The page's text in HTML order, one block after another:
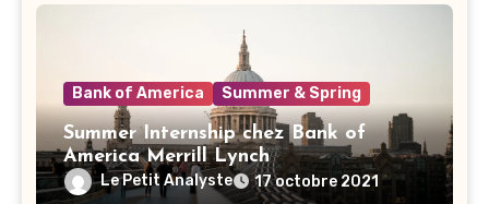
Bank of America Summer & Spring
Summer Internship chez Bank of
America Merrill Lynch
Le Petit Analyste 17 octobre 2021